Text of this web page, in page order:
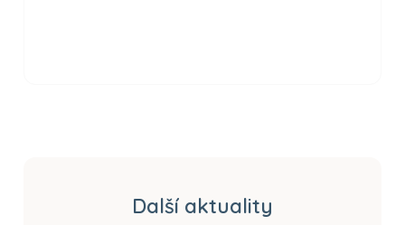
Další aktuality